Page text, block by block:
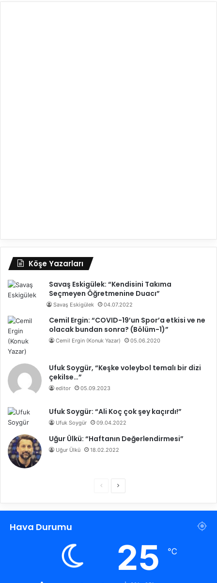
Köşe Yazarları
Savaş Eskigülek: “Kendisini Takıma
Seçmeyen Öğretmenine Duacı”
Savaş Eskigülek 04.07.2022
Cemil Ergin: “COVID-19’un Spor’a etkisi ve ne
olacak bundan sonra? (Bölüm-1)”
Cemil Ergin (Konuk Yazar) 05.06.2020
Ufuk Soygür, “Keşke voleybol temalı bir dizi
çekilse…”
editor 05.09.2023
Ufuk Soygür: “Ali Koç çok şey kaçırdı!”
Ufuk Soygür 09.04.2022
Uğur Ülkü: “Haftanın Değerlendirmesi”
Uğur Ülkü 18.02.2022
c
n
k
i
Hava Durumu
25 ℃